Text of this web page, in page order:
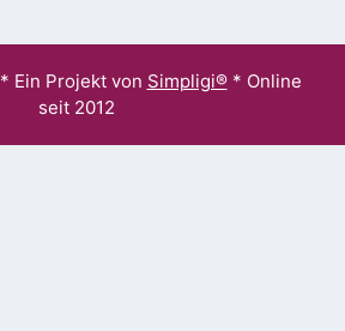
* Ein Projekt von Simpligi®* Online
seit 2012